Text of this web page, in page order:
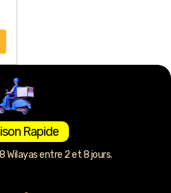
Rapide
Wilayas entre 2 et 8 jours.